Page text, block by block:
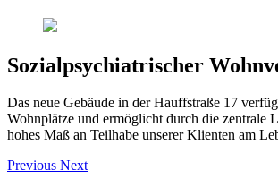
Sozialpsychiatrischer
Das neue Gebäude in der Hauffstraße 17
Wohnplätze und ermöglicht durch die zentrale
hohes Maß an Teilhabe unserer Klienten am
Previous Next